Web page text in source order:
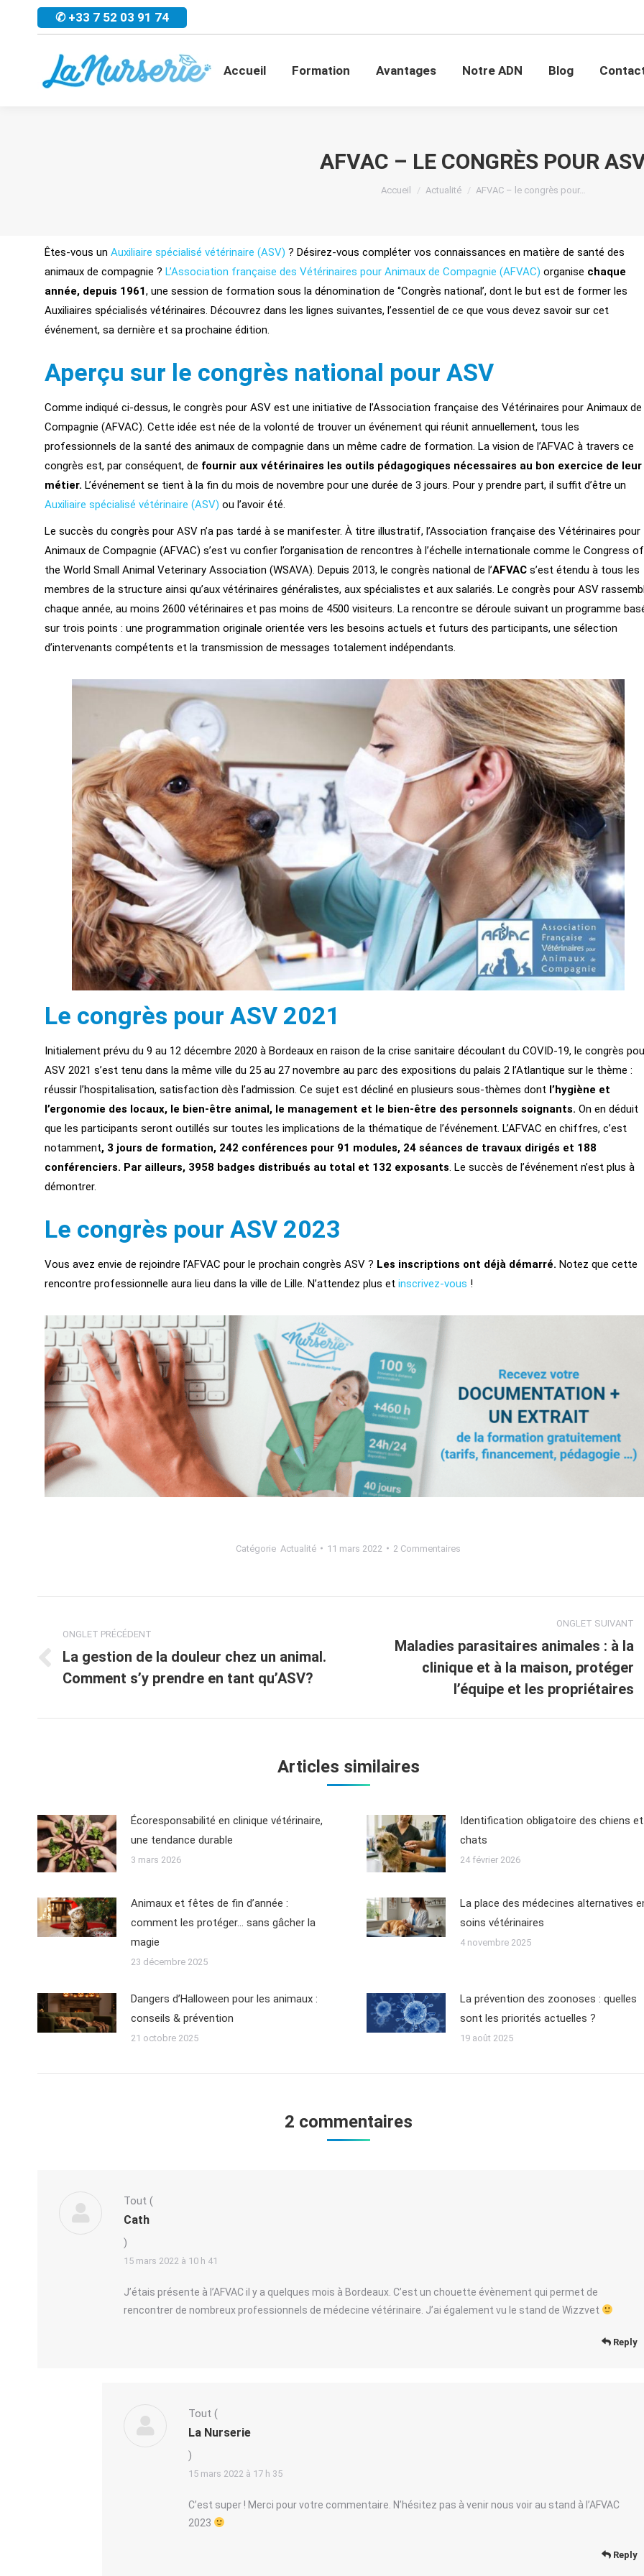
✆ +33 7 52 03 91 74
Accueil Formation Avantages Notre ADN Blog
AFVAC – LE CONGRÈS POUR
Vous êtes ici :
Accueil Actualité AFVAC – le congrès pour…
Êtes-vous un Auxiliaire spécialisé vétérinaire (ASV) ? Désirez-vous compléter vos connaissances en matière de santé des
animaux de compagnie ? L’Association française des Vétérinaires pour Animaux de Compagnie (AFVAC) organise chaque
année, depuis 1961, une session de formation sous la dénomination de ‘’Congrès national’, dont le but est de former les
Auxiliaires spécialisés vétérinaires. Découvrez dans les lignes suivantes, l’essentiel de ce que vous devez savoir sur cet
événement, sa dernière et sa prochaine édition.
Aperçu sur le congrès national pour ASV
Comme indiqué ci-dessus, le congrès pour ASV est une initiative de l’Association française des Vétérinaires pour Animaux de
Compagnie (AFVAC). Cette idée est née de la volonté de trouver un événement qui réunit annuellement, tous les
professionnels de la santé des animaux de compagnie dans un même cadre de formation. La vision de l’AFVAC à travers ce
congrès est, par conséquent, de fournir aux vétérinaires les outils pédagogiques nécessaires au bon exercice de leur
métier. L’événement se tient à la fin du mois de novembre pour une durée de 3 jours. Pour y prendre part, il suffit d’être un
Auxiliaire spécialisé vétérinaire (ASV) ou l’avoir été.
Le succès du congrès pour ASV n’a pas tardé à se manifester. À titre illustratif, l’Association française des Vétérinaires pour
Animaux de Compagnie (AFVAC) s’est vu confier l’organisation de rencontres à l’échelle internationale comme le Congress of
the World Small Animal Veterinary Association (WSAVA). Depuis 2013, le congrès national de l’AFVAC s’est étendu à tous les
membres de la structure ainsi qu’aux vétérinaires généralistes, aux spécialistes et aux salariés. Le congrès pour ASV
chaque année, au moins 2600 vétérinaires et pas moins de 4500 visiteurs. La rencontre se déroule suivant un programme
sur trois points : une programmation originale orientée vers les besoins actuels et futurs des participants, une sélection
d’intervenants compétents et la transmission de messages totalement indépendants.
Le congrès pour ASV 2021
Initialement prévu du 9 au 12 décembre 2020 à Bordeaux en raison de la crise sanitaire découlant du COVID-19, le congrès
ASV 2021 s’est tenu dans la même ville du 25 au 27 novembre au parc des expositions du palais 2 l’Atlantique sur le thème :
réussir l’hospitalisation, satisfaction dès l’admission. Ce sujet est décliné en plusieurs sous-thèmes dont l’hygiène et
l’ergonomie des locaux, le bien-être animal, le management et le bien-être des personnels soignants. On en déduit
que les participants seront outillés sur toutes les implications de la thématique de l’événement. L’AFVAC en chiffres, c’est
notamment, 3 jours de formation, 242 conférences pour 91 modules, 24 séances de travaux dirigés et 188
conférenciers. Par ailleurs, 3958 badges distribués au total et 132 exposants . Le succès de l’événement n’est plus à
démontrer.
Le congrès pour ASV 2023
Vous avez envie de rejoindre l’AFVAC pour le prochain congrès ASV ? Les inscriptions ont déjà démarré. Notez que cette
rencontre professionnelle aura lieu dans la ville de Lille. N’attendez plus et inscrivez-vous !
Catégorie Actualité 11 mars 2022 2 Commentaires
ONGLET PRÉCÉDENT
La gestion de la douleur chez un animal.
Comment s’y prendre en tant qu’ASV?
ONGLET SUIVANT
Maladies parasitaires animales : à la
clinique et à la maison, protéger
l’équipe et les propriétaires
Articles similaires
Écoresponsabilité en clinique vétérinaire,
une tendance durable
3 mars 2026
Identification obligatoire des chiens et
chats
24 février 2026
Animaux et fêtes de fin d’année :
comment les protéger… sans gâcher la
magie
23 décembre 2025
La place des médecines alternatives
soins vétérinaires
4 novembre 2025
Dangers d’Halloween pour les animaux :
conseils & prévention
21 octobre 2025
La prévention des zoonoses : quelles
sont les priorités actuelles ?
19 août 2025
2 commentaires
Tout (
Cath
)
15 mars 2022 à 10 h 41
J’étais présente à l’AFVAC il y a quelques mois à Bordeaux. C’est un chouette évènement qui permet de
rencontrer de nombreux professionnels de médecine vétérinaire. J’ai également vu le stand de Wizzvet
Reply
Tout (
La Nurserie
)
15 mars 2022 à 17 h 35
C’est super ! Merci pour votre commentaire. N’hésitez pas à venir nous voir au stand à l’AFVAC
2023
Reply